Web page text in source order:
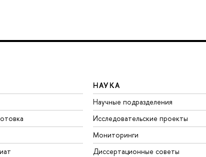
НАУКА
Научные подразделения
Исследовательские проекты
Мониторинги
Диссертационные советы